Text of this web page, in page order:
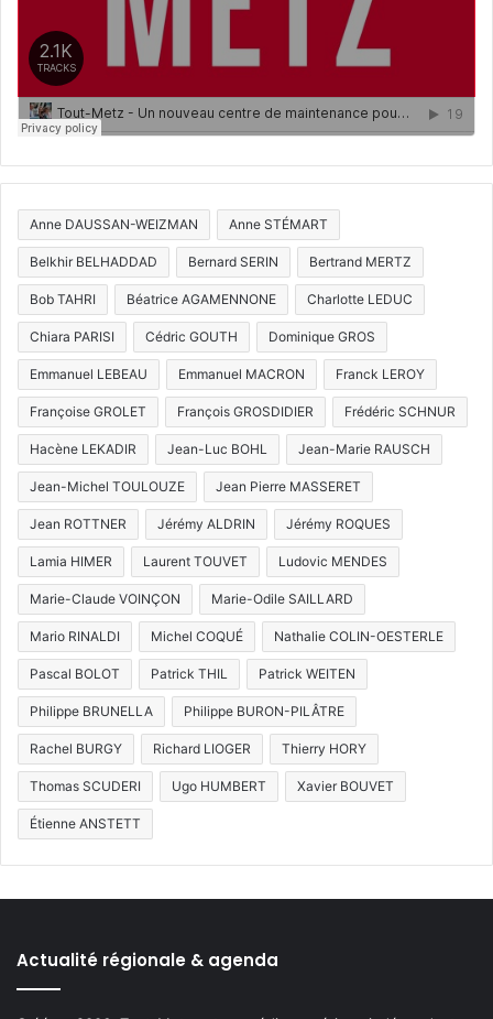
Anne DAUSSAN-WEIZMAN Anne STÉMART
Belkhir BELHADDAD Bernard SERIN Bertrand MERTZ
Bob TAHRI Béatrice AGAMENNONE Charlotte LEDUC
Chiara PARISI Cédric GOUTH Dominique GROS
Emmanuel LEBEAU Emmanuel MACRON Franck LEROY
Françoise GROLET François GROSDIDIER Frédéric SCHNUR
Hacène LEKADIR Jean-Luc BOHL Jean-Marie RAUSCH
Jean-Michel TOULOUZE Jean Pierre MASSERET
Jean ROTTNER Jérémy ALDRIN Jérémy ROQUES
Lamia HIMER Laurent TOUVET Ludovic MENDES
Marie-Claude VOINÇON Marie-Odile SAILLARD
Mario RINALDI Michel COQUÉ Nathalie COLIN-OESTERLE
Pascal BOLOT Patrick THIL Patrick WEITEN
Philippe BRUNELLA Philippe BURON-PILÂTRE
Rachel BURGY Richard LIOGER Thierry HORY
Thomas SCUDERI Ugo HUMBERT Xavier BOUVET
Étienne ANSTETT
Actualité régionale & agenda